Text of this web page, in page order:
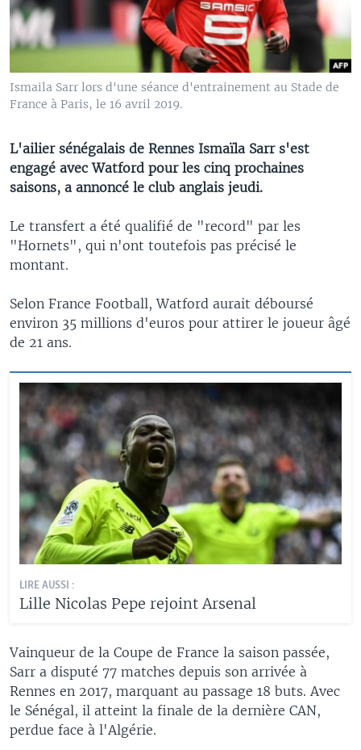
Ismaila Sarr lors d'une séance d'entrainement au Stade de
France à Paris, le 16 avril 2019.
L'ailier sénégalais de Rennes Ismaïla Sarr s'est
engagé avec Watford pour les cinq prochaines
saisons, a annoncé le club anglais jeudi.
Le transfert a été qualifié de "record" par les
"Hornets", qui n'ont toutefois pas précisé le
montant.
Selon France Football, Watford aurait déboursé
environ 35 millions d'euros pour attirer le joueur âgé
de 21 ans.
LIRE AUSSI :
Lille Nicolas Pepe rejoint Arsenal
Vainqueur de la Coupe de France la saison passée,
Sarr a disputé 77 matches depuis son arrivée à
Rennes en 2017, marquant au passage 18 buts. Avec
le Sénégal, il atteint la finale de la dernière CAN,
perdue face à l'Algérie.